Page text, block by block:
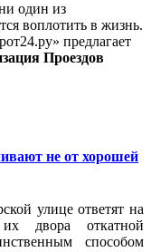
один из
воплотить в жизнь.
предлагает
Проездов
не от хорошей
улице ответят на
двора откатной
способом